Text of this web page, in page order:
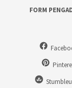
FORM